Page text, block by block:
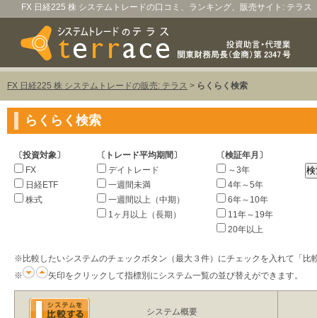
FX 日経225 株 システムトレードの口コミ、ランキング、販売サイト: テラス
FX 日経225 株 システムトレードの販売: テラス > らくらく検索
らくらく検索
〔投資対象〕
FX
日経ETF
株式
〔トレード平均期間〕
デイトレード
一週間未満
一週間以上（中期）
1ヶ月以上（長期）
〔検証年月〕
～3年
4年～5年
6年～10年
11年～19年
20年以上
※比較したいシステムのチェックボタン（最大３件）にチェックを入れて「比
※
矢印をクリックして指標別にシステム一覧の並び替えができます。
システム概要